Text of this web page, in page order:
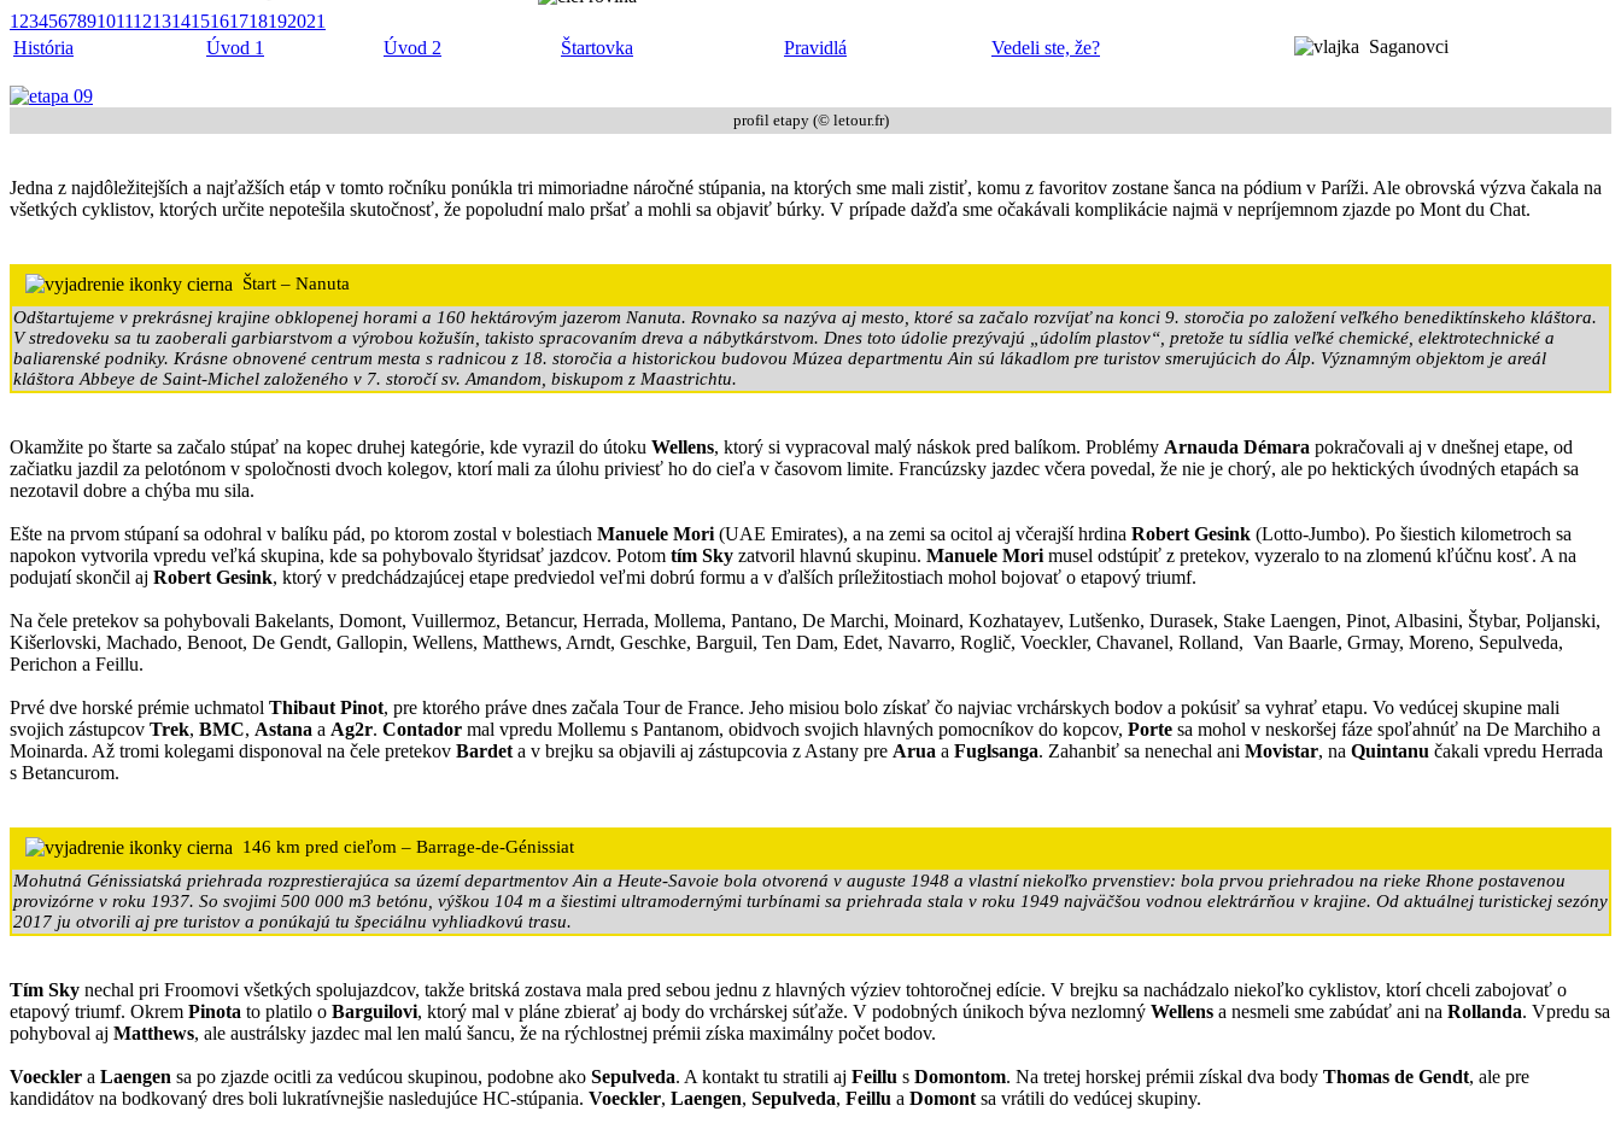
1 23456789101112131415161718192021
História
Úvod 1 Úvod 2 Štartovka Pravidlá Vedeli ste, že? Saganovci
profil etapy (© letour.fr)
Jedna z najdôležitejších a najťažších etáp v tomto ročníku ponúkla tri mimoriadne náročné stúpania, na ktorých sme mali zistiť, komu z favoritov zostane šanca na pódium v Paríži. Ale obrovská výzva čakala na
všetkých cyklistov, ktorých určite nepotešila skutočnosť, že popoludní malo pršať a mohli sa objaviť búrky. V prípade dažďa sme očakávali komplikácie najmä v nepríjemnom zjazde po Mont du Chat.
Štart – Nanuta
Odštartujeme v prekrásnej krajine obklopenej horami a 160 hektárovým jazerom Nanuta. Rovnako sa nazýva aj mesto, ktoré sa začalo rozvíjať na konci 9. storočia po založení veľkého benediktínskeho kláštora.
V stredoveku sa tu zaoberali garbiarstvom a výrobou kožušín, takisto spracovaním dreva a nábytkárstvom. Dnes toto údolie prezývajú „údolím plastov“, pretože tu sídlia veľké chemické, elektrotechnické a
baliarenské podniky. Krásne obnovené centrum mesta s radnicou z 18. storočia a historickou budovou Múzea departmentu Ain sú lákadlom pre turistov smerujúcich do Álp. Významným objektom je areál
kláštora Abbeye de Saint-Michel založeného v 7. storočí sv. Amandom, biskupom z Maastrichtu.
Okamžite po štarte sa začalo stúpať na kopec druhej kategórie, kde vyrazil do útoku Wellens, ktorý si vypracoval malý náskok pred balíkom. Problémy Arnauda Démara pokračovali aj v dnešnej etape, od
začiatku jazdil za pelotónom v spoločnosti dvoch kolegov, ktorí mali za úlohu priviesť ho do cieľa v časovom limite. Francúzsky jazdec včera povedal, že nie je chorý, ale po hektických úvodných etapách sa
nezotavil dobre a chýba mu sila.
Ešte na prvom stúpaní sa odohral v balíku pád, po ktorom zostal v bolestiach Manuele Mori (UAE Emirates), a na zemi sa ocitol aj včerajší hrdina Robert Gesink (Lotto-Jumbo). Po šiestich kilometroch sa
napokon vytvorila vpredu veľká skupina, kde sa pohybovalo štyridsať jazdcov. Potom tím Sky zatvoril hlavnú skupinu. Manuele Mori musel odstúpiť z pretekov, vyzeralo to na zlomenú kľúčnu kosť. A na
podujatí skončil aj Robert Gesink, ktorý v predchádzajúcej etape predviedol veľmi dobrú formu a v ďalších príležitostiach mohol bojovať o etapový triumf.
Na čele pretekov sa pohybovali Bakelants, Domont, Vuillermoz, Betancur, Herrada, Mollema, Pantano, De Marchi, Moinard, Kozhatayev, Lutšenko, Durasek, Stake Laengen, Pinot, Albasini, Štybar, Poljanski,
Kišerlovski, Machado, Benoot, De Gendt, Gallopin, Wellens, Matthews, Arndt, Geschke, Barguil, Ten Dam, Edet, Navarro, Roglič, Voeckler, Chavanel, Rolland, Van Baarle, Grmay, Moreno, Sepulveda,
Perichon a Feillu.
Prvé dve horské prémie uchmatol Thibaut Pinot, pre ktorého práve dnes začala Tour de France. Jeho misiou bolo získať čo najviac vrchárskych bodov a pokúsiť sa vyhrať etapu. Vo vedúcej skupine mali
svojich zástupcov Trek, BMC, Astana a Ag2r. Contador mal vpredu Mollemu s Pantanom, obidvoch svojich hlavných pomocníkov do kopcov, Porte sa mohol v neskoršej fáze spoľahnúť na De Marchiho a
Moinarda. Až tromi kolegami disponoval na čele pretekov Bardet a v brejku sa objavili aj zástupcovia z Astany pre Arua a Fuglsanga. Zahanbiť sa nenechal ani Movistar, na Quintanu čakali vpredu Herrada
s Betancurom.
146 km pred cieľom – Barrage-de-Génissiat
Mohutná Génissiatská priehrada rozprestierajúca sa území departmentov Ain a Heute-Savoie bola otvorená v auguste 1948 a vlastní niekoľko prvenstiev: bola prvou priehradou na rieke Rhone postavenou
provizórne v roku 1937. So svojimi 500 000 m3 betónu, výškou 104 m a šiestimi ultramodernými turbínami sa priehrada stala v roku 1949 najväčšou vodnou elektrárňou v krajine. Od aktuálnej turistickej sezóny
2017 ju otvorili aj pre turistov a ponúkajú tu špeciálnu vyhliadkovú trasu.
Tím Sky nechal pri Froomovi všetkých spolujazdcov, takže britská zostava mala pred sebou jednu z hlavných výziev tohtoročnej edície. V brejku sa nachádzalo niekoľko cyklistov, ktorí chceli zabojovať o
etapový triumf. Okrem Pinota to platilo o Barguilovi, ktorý mal v pláne zbierať aj body do vrchárskej súťaže. V podobných únikoch býva nezlomný Wellens a nesmeli sme zabúdať ani na Rollanda. Vpredu sa
pohyboval aj Matthews, ale austrálsky jazdec mal len malú šancu, že na rýchlostnej prémii získa maximálny počet bodov.
Voeckler a Laengen sa po zjazde ocitli za vedúcou skupinou, podobne ako Sepulveda. A kontakt tu stratili aj Feillu s Domontom. Na tretej horskej prémii získal dva body Thomas de Gendt, ale pre
kandidátov na bodkovaný dres boli lukratívnejšie nasledujúce HC-stúpania. Voeckler, Laengen, Sepulveda, Feillu a Domont sa vrátili do vedúcej skupiny.